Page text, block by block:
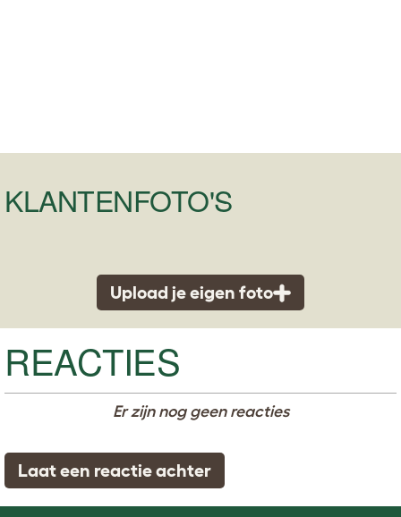
KLANTENFOTO'S
Upload je eigen foto
REACTIES
Er zijn nog geen reacties
Laat een reactie achter